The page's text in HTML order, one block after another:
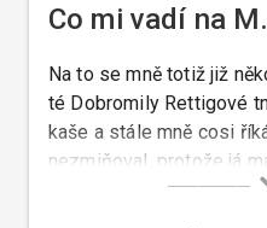
Co mi vadí na
Na to se mně totiž již
té Dobromily Rettigové
kaše a stále mně cosi
nezmiňoval, protože já
a teď si udělám